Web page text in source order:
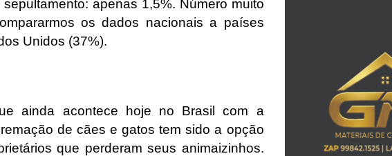
apenas 1,5%. Número muito
os dados nacionais a países
Unidos (37%).
ainda acontece hoje no Brasil com a
de cães e gatos tem sido a opção
que perderam seus animaizinhos.